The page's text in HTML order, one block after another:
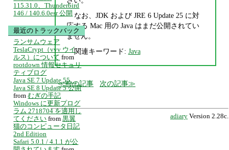
なお、JDK および JRE 6 Update 25 に対
応する Mac 用の Java はまだ公開されてい
ません。
関連キーワード: Java
前の記事 次の記事
adiary Version 2.28c.
115.31.0、Thunderbird
146 / 140.6.0esr 公開
最近のトラックバック
ランサムウェア
TeslaCrypt（vvv ウイ
ルス）について from
rootdown 情報セキュリ
ティブログ
Java SE 7 Update 55、
Java SE 8 Update 5 公開
from むぎの手記
Windows に更新プログ
ラム 2718704 を適用し
てください from 黒翼
猫のコンピュータ日記
2nd Edition
Safari 5.0.1 / 4.1.1 が公